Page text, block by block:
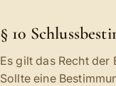
§ 10
Es gilt das Recht der
Sollte eine